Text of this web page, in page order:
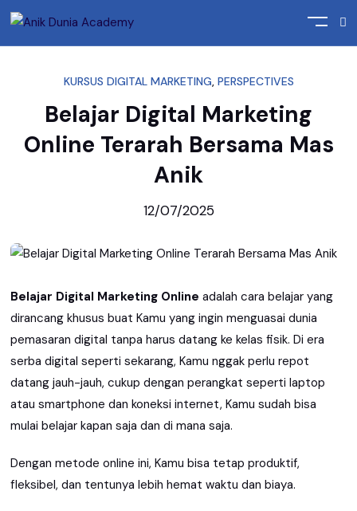
Home Perspectives
KURSUS DIGITAL MARKETING, PERSPECTIVES
Belajar Digital Marketing
Online Terarah Bersama Mas
Anik
12/07/2025
Belajar Digital Marketing Online adalah cara belajar yang
dirancang khusus buat Kamu yang ingin menguasai dunia
pemasaran digital tanpa harus datang ke kelas fisik. Di era
serba digital seperti sekarang, Kamu nggak perlu repot
datang jauh-jauh, cukup dengan perangkat seperti laptop
atau smartphone dan koneksi internet, Kamu sudah bisa
mulai belajar kapan saja dan di mana saja.
Dengan metode online ini, Kamu bisa tetap produktif,
fleksibel, dan tentunya lebih hemat waktu dan biaya.